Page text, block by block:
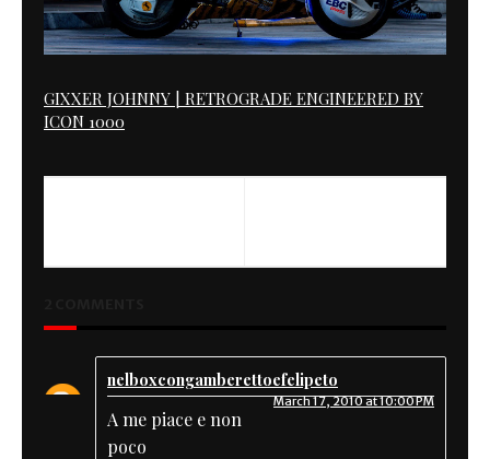
GIXXER JOHNNY | RETROGRADE ENGINEERED BY
ICON 1000
nelboxcongamberettoefelipeto
March 17, 2010 at 10:00 PM
A me piace e non
poco